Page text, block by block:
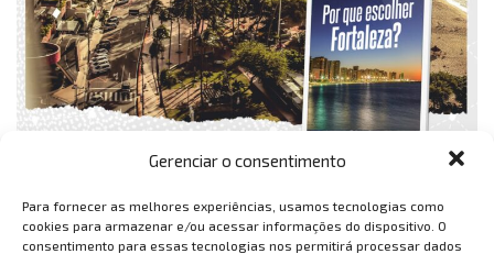
Gerenciar o consentimento
Para fornecer as melhores experiências, usamos tecnologias como
cookies para armazenar e/ou acessar informações do dispositivo. O
consentimento para essas tecnologias nos permitirá processar dados